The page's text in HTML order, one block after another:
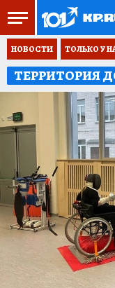
НОВОСТИ ТОЛЬКО У
ТЕРРИТОРИЯ